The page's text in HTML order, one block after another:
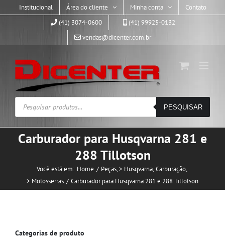
Institucional Área do cliente Minha conta
Contato
(41) 3074-0600
(41) 99925-0132
vendas@dicenter.com.br
Pesquisar
produtos
PESQUISAR
Carburador para Husqvarna 281 e
288 Tillotson
Você está em: Home Peças > Husqvarna Carburação
> Motosserras
Carburador para Husqvarna 281 e 288 Tillotson
Categorias de produto